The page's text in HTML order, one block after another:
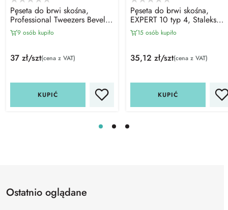
Pęseta do brwi skośna,
Professional Tweezers Beveled
SILVER, Zola
9 osób kupiło
37 zł/szt(cena z VAT)
KUPIĆ
Pęseta do brwi skośna,
EXPERT 10 typ 4, Staleks
PRO15 osób kupiło
35,12 zł/szt(cena z VAT)
KUPIĆ
Ostatnio oglądane